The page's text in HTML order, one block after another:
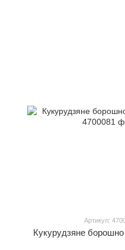
Артикул:
Кукурудзяне